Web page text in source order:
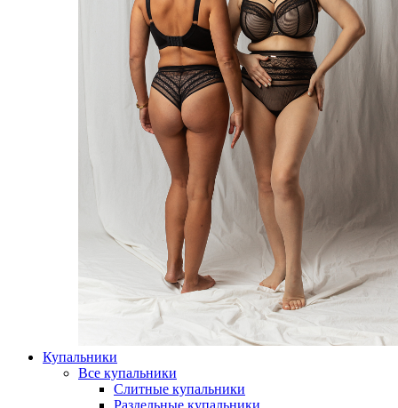
Купальники
Все купальники
Слитные купальники
Раздельные купальники